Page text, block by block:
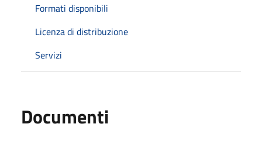
Formati disponibili
Licenza di distribuzione
Servizi
Documenti